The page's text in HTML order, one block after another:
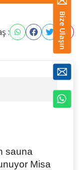
Bize Ulaşın
:
sauna
Misa